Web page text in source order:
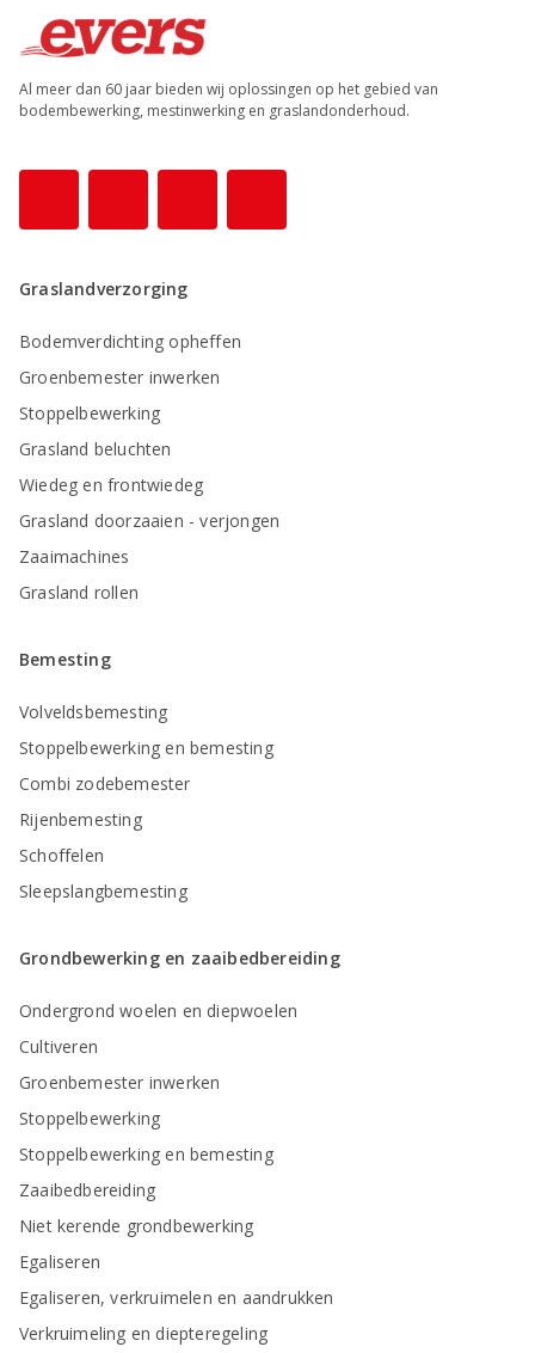
Al meer dan 60 jaar bieden wij oplossingen op het gebied van
bodembewerking, mestinwerking en graslandonderhoud.
Graslandverzorging
Bodemverdichting opheffen
Groenbemester inwerken
Stoppelbewerking
Grasland beluchten
Wiedeg en frontwiedeg
Grasland doorzaaien - verjongen
Zaaimachines
Grasland rollen
Bemesting
Volveldsbemesting
Stoppelbewerking en bemesting
Combi zodebemester
Rijenbemesting
Schoffelen
Sleepslangbemesting
Grondbewerking en zaaibedbereiding
Ondergrond woelen en diepwoelen
Cultiveren
Groenbemester inwerken
Stoppelbewerking
Stoppelbewerking en bemesting
Zaaibedbereiding
Niet kerende grondbewerking
Egaliseren
Egaliseren, verkruimelen en aandrukken
Verkruimeling en diepteregeling